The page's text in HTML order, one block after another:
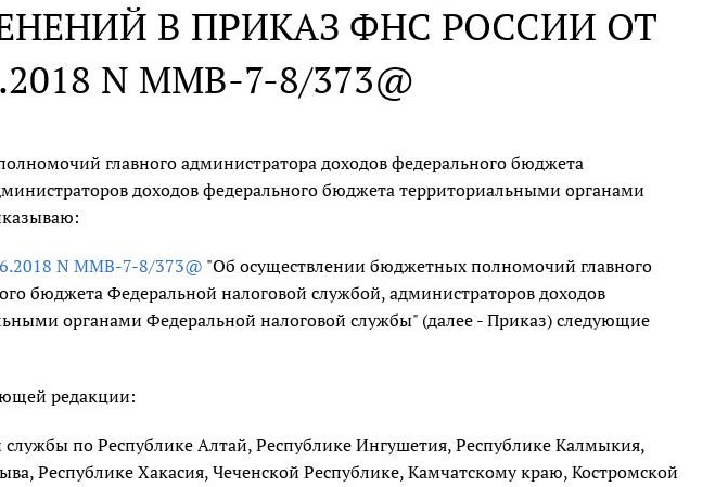
В ПРИКАЗ ФНС РОССИИ ОТ
N ММВ-7-8/373@
главного администратора доходов федерального бюджета
доходов федерального бюджета территориальными органами
N ММВ-7-8/373@ "Об осуществлении бюджетных полномочий главного
бюджета Федеральной налоговой службой, администраторов доходов
органами Федеральной налоговой службы" (далее - Приказ) следующие
редакции:
по Республике Алтай, Республике Ингушетия, Республике Калмыкия,
Республике Хакасия, Чеченской Республике, Камчатскому краю, Костромской